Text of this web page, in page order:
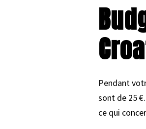
Pendant
sont de 25
ce qui